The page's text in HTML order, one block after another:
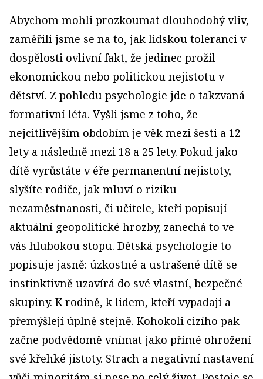
Abychom mohli prozkoumat dlouhodobý vliv,
zaměřili jsme se na to, jak lidskou toleranci v
dospělosti ovlivní fakt, že jedinec prožil
ekonomickou nebo politickou nejistotu v
dětství. Z pohledu psychologie jde o takzvaná
formativní léta. Vyšli jsme z toho, že
nejcitlivějším obdobím je věk mezi šesti a 12
lety a následně mezi 18 a 25 lety. Pokud jako
dítě vyrůstáte v éře permanentní nejistoty,
slyšíte rodiče, jak mluví o riziku
nezaměstnanosti, či učitele, kteří popisují
aktuální geopolitické hrozby, zanechá to ve
vás hlubokou stopu. Dětská psychologie to
popisuje jasně: úzkostné a ustrašené dítě se
instinktivně uzavírá do své vlastní, bezpečné
skupiny. K rodině, k lidem, kteří vypadají a
přemýšlejí úplně stejně. Kohokoli cizího pak
začne podvědomě vnímat jako přímé ohrožení
své křehké jistoty. Strach a negativní nastavení